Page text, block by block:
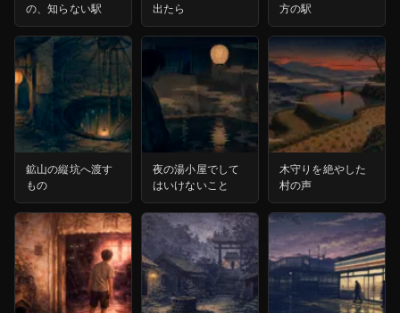
の、知らない駅 出たら 方の駅
鉱山の縦坑へ渡す
もの
夜の湯小屋でして
はいけないこと
木守りを絶やした
村の声